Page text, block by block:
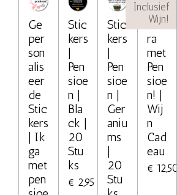
Ge
per
son
alis
eer
de
Stic
kers
| Ik
ga
met
pen
Stic
kers
|
Pen
sioe
n |
Bla
ck |
20
Stu
ks
€ 2,95
Stic
kers
|
Pen
sioe
n |
Ger
aniu
ms
|
20
Stu
Inclusief
Wijn!
Hoe
ra
met
Pen
sioe
n! |
Wij
n
Cad
eau
€ 12,50